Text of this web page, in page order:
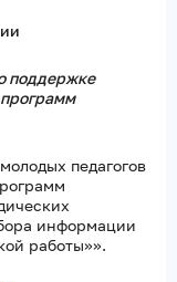
поддержке
педагогов
информации
работы»».